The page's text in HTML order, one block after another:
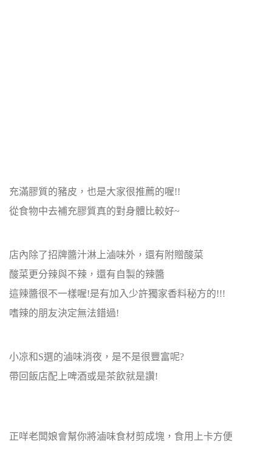
充滿膠質的豬皮，也是大家很推薦的喔!!
從食物中去補充膠質真的對身體比較好~
店內除了招牌醬汁淋上滷味外，還有附贈酸菜
酸菜更分辣與不辣，還有自製的辣醬
這辣醬很不一樣喔!是有加入少許獨家香料秘方的!!!
嗜辣的朋友決定無法錯過!
小凉和S選的滷味消夜，是不是很豐富呢?
帶回飯店配上啤酒或是茶飲就是讚!
正咩老闆娘會幫你將滷味食材剪成塊，食用上卡方便